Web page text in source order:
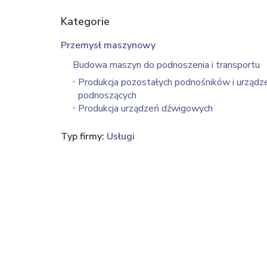
Kategorie
Przemysł maszynowy
Budowa maszyn do podnoszenia i transportu
Produkcja pozostałych podnośników i
podnoszących
Produkcja urządzeń dźwigowych
Typ firmy: Usługi